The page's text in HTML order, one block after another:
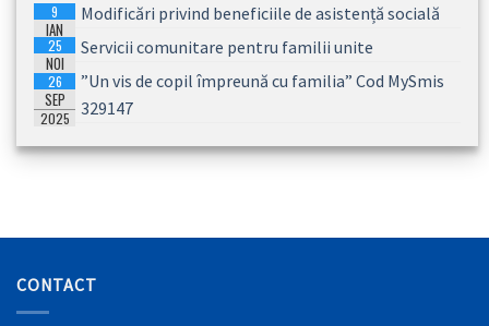
9
IAN
2026
Modificări privind beneficiile de asistență socială
25
NOI
2025
Servicii comunitare pentru familii unite
26
SEP
2025
”Un vis de copil împreună cu familia” Cod MySmis
329147
CONTACT